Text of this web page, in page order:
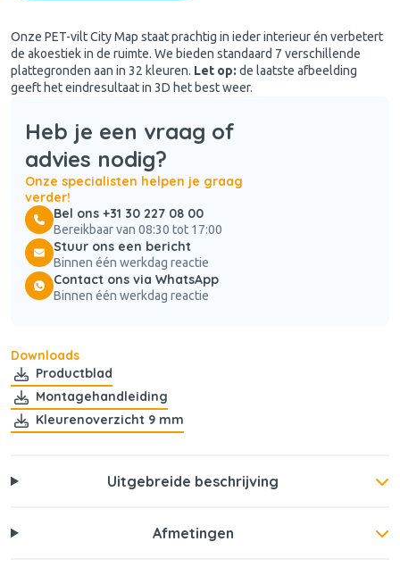
Onze PET-vilt City Map staat prachtig in ieder interieur én verbetert
de akoestiek in de ruimte. We bieden standaard 7 verschillende
plattegronden aan in 32 kleuren. Let op: de laatste afbeelding
geeft het eindresultaat in 3D het best weer.
Heb je een vraag of
advies nodig?
Onze specialisten helpen je graag
verder!
Bel ons +31 30 227 08 00
Bereikbaar van 08:30 tot 17:00
Stuur ons een bericht
Binnen één werkdag reactie
Contact ons via WhatsApp
Binnen één werkdag reactie
Downloads
Productblad
Montagehandleiding
Kleurenoverzicht 9 mm
Uitgebreide beschrijving
Afmetingen